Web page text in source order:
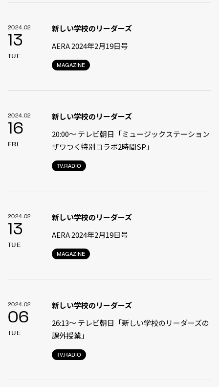
2024.02
13
TUE
MAGAZINE
新しい学校のリーダーズ
AERA 2024年2月19日号
2024.02
16
FRI
TV.RADIO
新しい学校のリーダーズ
20:00〜 テレビ朝日「ミュージックステーション
ザワつく特別コラボ2時間SP」
2024.02
13
TUE
MAGAZINE
新しい学校のリーダーズ
AERA 2024年2月19日号
2024.02
06
TUE
TV.RADIO
新しい学校のリーダーズ
26:13〜 テレビ朝日「新しい学校のリーダーズの
課外授業」